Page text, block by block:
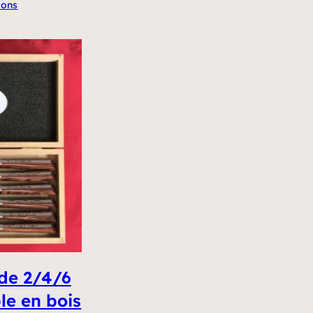
prix :
à
€280,00
2/4/6
en bois